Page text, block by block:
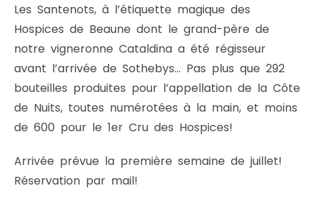
Les Santenots, à l’étiquette magique des
Hospices de Beaune dont le grand-père de
notre vigneronne Cataldina a été régisseur
avant l’arrivée de Sothebys… Pas plus que 292
bouteilles produites pour l’appellation de la Côte
de Nuits, toutes numérotées à la main, et moins
de 600 pour le 1er Cru des Hospices!
Arrivée prévue la première semaine de juillet!
Réservation par mail!